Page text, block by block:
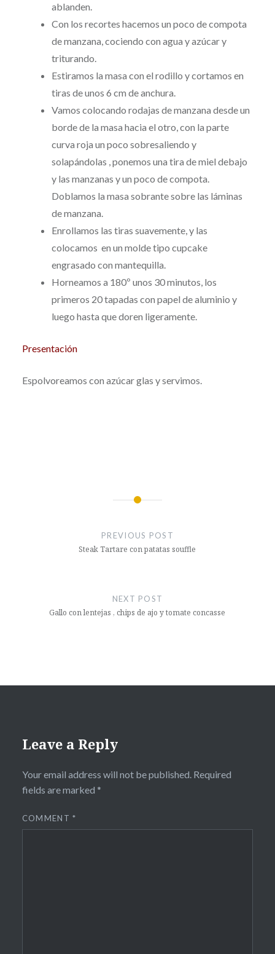
ablanden.
Con los recortes hacemos un poco de compota
de manzana, cociendo con agua y azúcar y
triturando.
Estiramos la masa con el rodillo y cortamos en
tiras de unos 6 cm de anchura.
Vamos colocando rodajas de manzana desde un
borde de la masa hacia el otro, con la parte
curva roja un poco sobresaliendo y
solapándolas , ponemos una tira de miel debajo
y las manzanas y un poco de compota.
Doblamos la masa sobrante sobre las láminas
de manzana.
Enrollamos las tiras suavemente, y las
colocamos en un molde tipo cupcake
engrasado con mantequilla.
Horneamos a 180º unos 30 minutos, los
primeros 20 tapadas con papel de aluminio y
luego hasta que doren ligeramente.
Presentación
Espolvoreamos con azúcar glas y servimos.
PREVIOUS POST
Steak Tartare con patatas souffle
NEXT POST
Gallo con lentejas , chips de ajo y tomate concasse
Leave a Reply
Your email address will not be published. Required
fields are marked *
COMMENT*